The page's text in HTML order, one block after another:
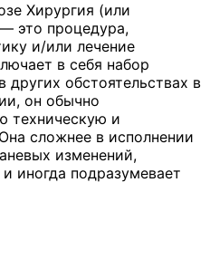
Хирургия (или
это процедура,
и/или лечение
в себя набор
обстоятельствах в
он обычно
техническую и
сложнее в исполнении
изменений,
иногда подразумевает